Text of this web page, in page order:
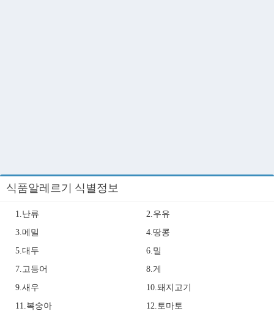
식품알레르기 식별정보
1.난류
2.우유
3.메밀
4.땅콩
5.대두
6.밀
7.고등어
8.게
9.새우
10.돼지고기
11.복숭아
12.토마토